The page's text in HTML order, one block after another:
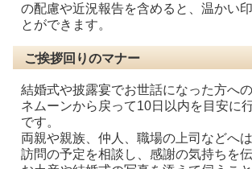
の配慮や近況報告を含めると、温かい
とができます。
ご挨拶回りのマナー
結婚式や披露宴でお世話になった方へ
ネムーンから戻って10日以内を目安に
です。
両親や親族、仲人、職場の上司などへ
訪問の予定を相談し、感謝の気持ちを伝